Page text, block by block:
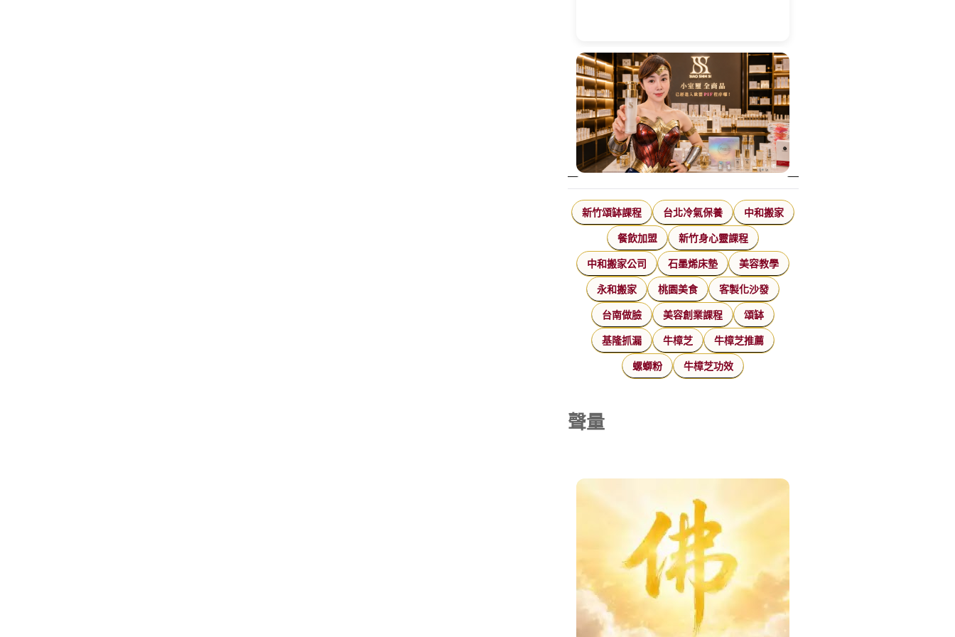
新竹頌缽課程 台北冷氣保養 中和搬家
餐飲加盟 新竹身心靈課程
中和搬家公司 石墨烯床墊 美容教學
永和搬家 桃園美食 客製化沙發
台南做臉 美容創業課程 頌缽
基隆抓漏 牛樟芝 牛樟芝推薦
螺螄粉 牛樟芝功效
聲量